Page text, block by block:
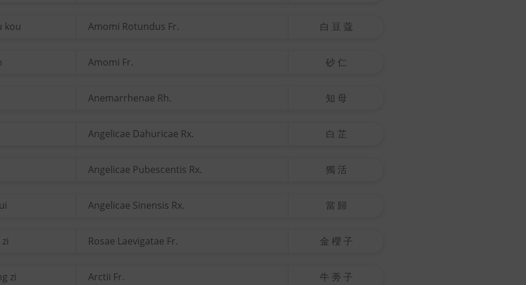
kou Amomi Rotundus Fr. 白 豆 蔻
Amomi Fr. 砂 仁
Anemarrhenae Rh. 知 母
Angelicae Dahuricae Rx. 白 芷
Angelicae Pubescentis Rx. 獨 活
Angelicae Sinensis Rx. 當 歸
Rosae Laevigatae Fr. 金 櫻 子
zi Arctii Fr. 牛 蒡 子